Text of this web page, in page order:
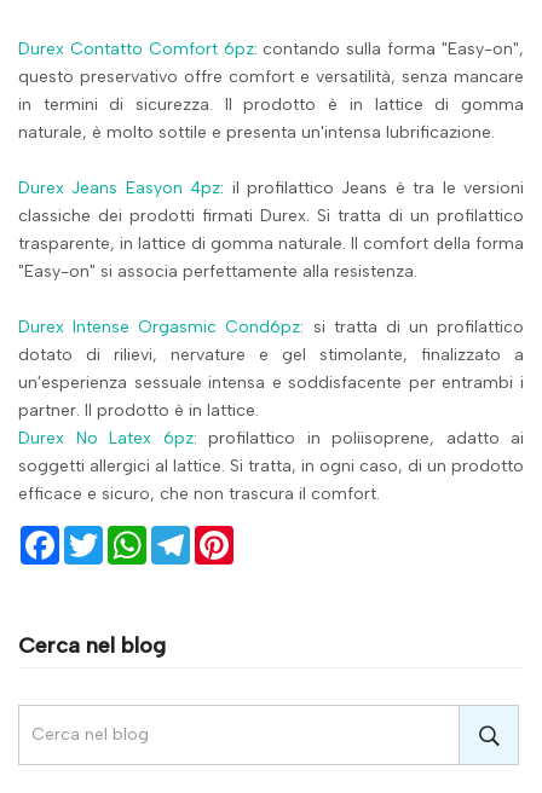
Cerca nel blog
Durex Contatto Comfort 6pz: contando sulla forma "Easy-on",
questo preservativo offre comfort e versatilità, senza mancare
in termini di sicurezza. Il prodotto è in lattice di gomma
naturale, è molto sottile e presenta un'intensa lubrificazione.
Durex Jeans Easyon 4pz: il profilattico Jeans è tra le versioni
classiche dei prodotti firmati Durex. Si tratta di un profilattico
trasparente, in lattice di gomma naturale. Il comfort della forma
"Easy-on" si associa perfettamente alla resistenza.
Durex Intense Orgasmic Cond6pz: si tratta di un profilattico
dotato di rilievi, nervature e gel stimolante, finalizzato a
un'esperienza sessuale intensa e soddisfacente per entrambi i
partner. Il prodotto è in lattice.
Durex No Latex 6pz: profilattico in poliisoprene, adatto ai
soggetti allergici al lattice. Si tratta, in ogni caso, di un prodotto
efficace e sicuro, che non trascura il comfort.
Facebook
TwitterWhatsApp
Telegram